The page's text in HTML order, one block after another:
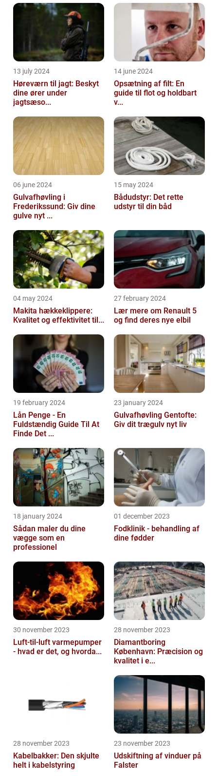
13 july 2024
Høreværn til jagt: Beskyt
dine ører under
jagtsæso...
14 june 2024
Opsætning af filt: En
guide til flot og holdbart
v...
06 june 2024
Gulvafhøvling i
Frederikssund: Giv dine
gulve nyt ...
15 may 2024
Bådudstyr: Det rette
udstyr til din båd
04 may 2024
Makita hækkeklippere:
Kvalitet og effektivitet til...
27 february 2024
Lær mere om Renault 5
og find deres nye elbil
19 february 2024
Lån Penge - En
Fuldstændig Guide Til At
Finde Det ...
23 january 2024
Gulvafhøvling Gentofte:
Giv dit trægulv nyt liv
18 january 2024
Sådan maler du dine
vægge som en
professionel
01 december 2023
Fodklinik - behandling af
dine fødder
30 november 2023
Luft-til-luft varmepumper
- hvad er det, og hvorda...
28 november 2023
Diamantboring
København: Præcision og
kvalitet i e...
28 november 2023
Kabelbakker: Den skjulte
helt i kabelstyring
23 november 2023
Udskiftning af vinduer på
Falster